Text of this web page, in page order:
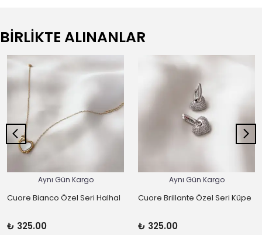
BİRLİKTE ALINANLAR
Aynı Gün Kargo
Cuore Bianco Özel Seri Halhal
₺ 325.00
Aynı Gün Kargo
Cuore Brillante Özel Seri Küpe
₺ 325.00